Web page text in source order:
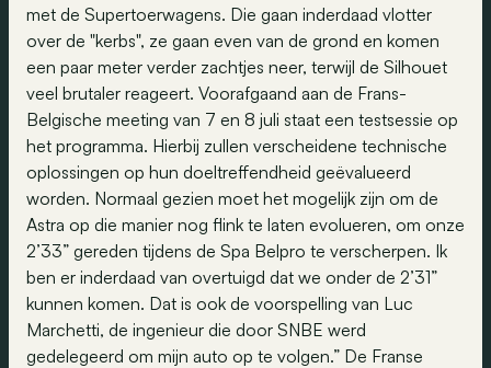
met de Supertoerwagens. Die gaan inderdaad vlotter
over de "kerbs", ze gaan even van de grond en komen
een paar meter verder zachtjes neer, terwijl de Silhouet
veel brutaler reageert. Voorafgaand aan de Frans-
Belgische meeting van 7 en 8 juli staat een testsessie op
het programma. Hierbij zullen verscheidene technische
oplossingen op hun doeltreffendheid geëvalueerd
worden. Normaal gezien moet het mogelijk zijn om de
Astra op die manier nog flink te laten evolueren, om onze
2’33” gereden tijdens de Spa Belpro te verscherpen. Ik
ben er inderdaad van overtuigd dat we onder de 2’31”
kunnen komen. Dat is ook de voorspelling van Luc
Marchetti, de ingenieur die door SNBE werd
gedelegeerd om mijn auto op te volgen.” De Franse